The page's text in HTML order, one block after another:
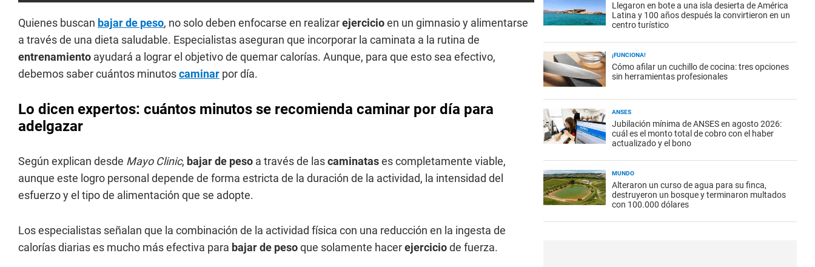
Quienes buscan bajar de peso, no solo deben enfocarse en realizarejercicioen un gimnasio y alimentarse
a través de una dieta saludable. Especialistas aseguran que incorporar la caminata a la rutina de
entrenamiento ayudará a lograr el objetivo de quemar calorías. Aunque, para que esto sea efectivo,
debemos saber cuántos minutoscaminar por día.
Lo dicen expertos: cuántos minutos se recomienda caminar por día para
adelgazar
Según explican desde Mayo Clinic, bajar de peso a través de lascaminatases completamente viable,
aunque este logro personal depende de forma estricta de la duración de la actividad, la intensidad del
esfuerzo y el tipo de alimentación que se adopte.
Los especialistas señalan que la combinación de la actividad física con una reducción en la ingesta de
calorías diarias es mucho más efectiva para bajar de pesoque solamente hacerejerciciode fuerza.
Llegaron en bote a una isla desierta de América
Latina y 100 años después la convirtieron en un
centro turístico
¡FUNCIONA!
Cómo afilar un cuchillo de cocina: tres opciones
sin herramientas profesionales
ANSES
Jubilación mínima de ANSES en agosto 2026:
cuál es el monto total de cobro con el haber
actualizado y el bono
MUNDO
Alteraron un curso de agua para su finca,
destruyeron un bosque y terminaron multados
con 100.000 dólares